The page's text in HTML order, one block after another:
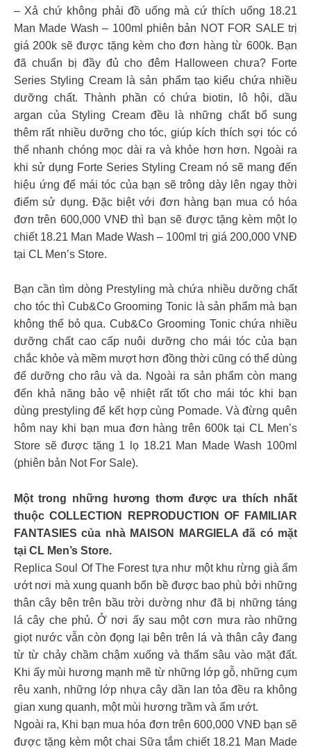
– Xả chứ không phải đồ uống mà cứ thích uống 18.21
Man Made Wash – 100ml phiên bản NOT FOR SALE trị
giá 200k sẽ được tặng kèm cho đơn hàng từ 600k. Bạn
đã chuẩn bị đầy đủ cho đêm Halloween chưa? Forte
Series Styling Cream là sản phẩm tạo kiểu chứa nhiều
dưỡng chất. Thành phần có chứa biotin, lô hội, dầu
argan của Styling Cream đều là những chất bổ sung
thêm rất nhiều dưỡng cho tóc, giúp kích thích sợi tóc có
thể nhanh chóng mọc dài ra và khỏe hơn hơn. Ngoài ra
khi sử dụng Forte Series Styling Cream nó sẽ mang đến
hiệu ứng để mái tóc của bạn sẽ trông dày lên ngay thời
điểm sử dụng. Đặc biệt với đơn hàng bạn mua có hóa
đơn trên 600,000 VNĐ thì bạn sẽ được tặng kèm một lọ
chiết 18.21 Man Made Wash – 100ml trị giá 200,000 VNĐ
tại CL Men’s Store.
Bạn cần tìm dòng Prestyling mà chứa nhiều dưỡng chất
cho tóc thì Cub&Co Grooming Tonic là sản phẩm mà bạn
không thể bỏ qua. Cub&Co Grooming Tonic chứa nhiều
dưỡng chất cao cấp nuôi dưỡng cho mái tóc của bạn
chắc khỏe và mềm mượt hơn đồng thời cũng có thể dùng
để dưỡng cho râu và da. Ngoài ra sản phẩm còn mang
đến khả năng bảo vệ nhiệt rất tốt cho mái tóc khi bạn
dùng prestyling để kết hợp cùng Pomade. Và đừng quên
hôm nay khi bạn mua đơn hàng trên 600k tại CL Men’s
Store sẽ được tặng 1 lọ 18.21 Man Made Wash 100ml
(phiên bản Not For Sale).
Một trong những hương thơm được ưa thích nhất
thuộc COLLECTION REPRODUCTION OF FAMILIAR
FANTASIES của nhà MAISON MARGIELA đã có mặt
tại CL Men’s Store.
Replica Soul Of The Forest tựa như một khu rừng già ẩm
ướt nơi mà xung quanh bốn bề được bao phù bởi những
thân cây bên trên bầu trời dường như đã bị những táng
lá cây che phủ. Ở nơi ấy sau một cơn mưa rào những
giọt nước vẫn còn đọng lại bên trên lá và thân cây đang
từ từ chảy chầm chậm xuống và thấm sâu vào mặt đất.
Khi ấy mùi hương mạnh mẽ từ những lớp gỗ, những cụm
rêu xanh, những lớp nhựa cây dần lan tỏa đều ra không
gian xung quanh, một mùi hương trầm và ẩm ướt.
Ngoài ra, Khi bạn mua hóa đơn trên 600,000 VNĐ bạn sẽ
được tặng kèm một chai Sữa tắm chiết 18.21 Man Made